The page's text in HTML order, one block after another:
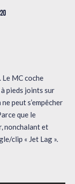
Le MC coche
pieds joints sur
peut s’empêcher
que le
nonchalant et
clip « Jet Lag ».